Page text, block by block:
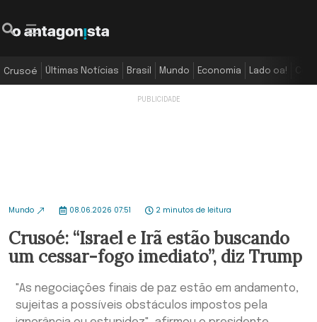
Crusoé Últimas Notícias Brasil Mundo Economia Lado oa!
Mundo 08.06.2026 07:51 2 minutos de leitura
Crusoé: “Israel e Irã estão buscando
um cessar-fogo imediato”, diz Trump
"As negociações finais de paz estão em andamento,
sujeitas a possíveis obstáculos impostos pela